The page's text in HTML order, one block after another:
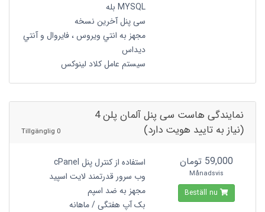
MYSQL بله
سی پنل آخرین نسخه
مجهز به انتي ويروس ، فايروال و آنتي
ديداس
سیستم عامل کلاد لینوکس
نمایندگی هاست سی پنل آلمان پلن 4
(نیاز به تایید هویت دارد)
0 Tillgänglig
استفاده از کنترل پنل cPanel
وب سرور قدرتمند لایت اسپید
مجهز به ضد اسپم
بک آپ هفتگی / ماهانه
59,000 تومان
Månadsvis